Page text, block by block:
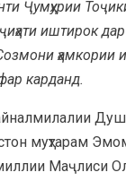
Ҷумҳурии
иштирок
ҳамкории
карданд.
муҳтарам
Маҷлиси